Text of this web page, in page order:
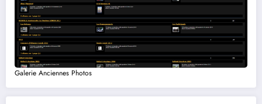
Galerie Anciennes Photos